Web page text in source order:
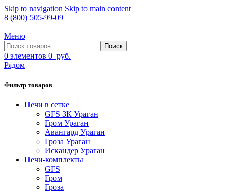
Skip to navigation Skip to main content
8 (800) 505-99-09
Меню
Поиск
0 элементов 0 руб.
Рядом
Фильтр товаров
Печи в сетке
GFS ЗК Ураган
Гром Ураган
Авангард Ураган
Гроза Ураган
Искандер Ураган
Печи-комплекты
GFS
Гром
Гроза